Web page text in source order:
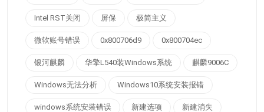
Intel RST关闭 屏保 极简主义
微软账号错误 0x800706d9 0x800704ec
银河麒麟 华擎L540装Windows系统 麒麟9006C
Windows无法分析 Windows10系统安装报错
windows系统安装错误 新建选项 新建消失